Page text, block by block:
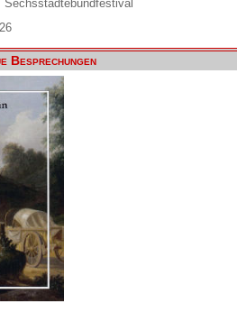
Sechsstädtebundfestival
Besprechungen